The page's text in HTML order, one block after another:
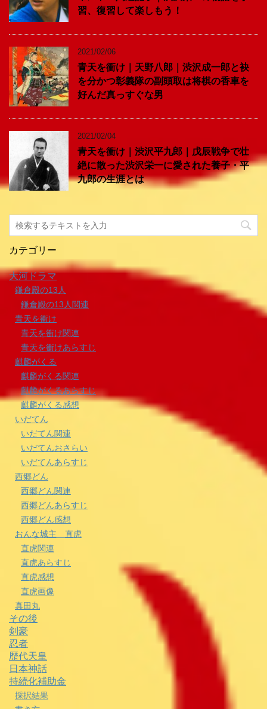
習、復習して楽しもう！
2021/02/06
青天を衝け｜天野八郎｜渋沢成一郎と袂
を分かつ彰義隊の副頭取は将棋の香車を
好んだ真っすぐな男
2021/02/04
青天を衝け｜渋沢平九郎｜戊辰戦争で壮
絶に散った渋沢栄一に愛された養子・平
九郎の生涯とは
カテゴリー
大河ドラマ
鎌倉殿の13人
鎌倉殿の13人関連
青天を衝け
青天を衝け関連
青天を衝けあらすじ
麒麟がくる
麒麟がくる関連
麒麟がくるあらすじ
麒麟がくる感想
いだてん
いだてん関連
いだてんおさらい
いだてんあらすじ
西郷どん
西郷どん関連
西郷どんあらすじ
西郷どん感想
おんな城主 直虎
直虎関連
直虎あらすじ
直虎感想
直虎画像
真田丸
その後
剣豪
忍者
歴代天皇
日本神話
持続化補助金
採択結果